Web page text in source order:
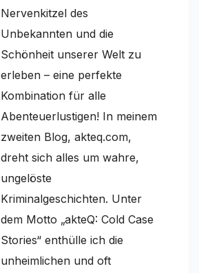
Nervenkitzel des
Unbekannten und die
Schönheit unserer Welt zu
erleben – eine perfekte
Kombination für alle
Abenteuerlustigen! In meinem
zweiten Blog, akteq.com,
dreht sich alles um wahre,
ungelöste
Kriminalgeschichten. Unter
dem Motto „akteQ: Cold Case
Stories“ enthülle ich die
unheimlichen und oft